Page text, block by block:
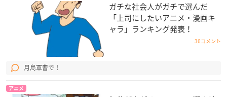
ガチな社会人がガチで選んだ
「上司にしたいアニメ・漫画キ
ャラ」ランキング発表！
36コメント
月島軍曹で！
アニメ